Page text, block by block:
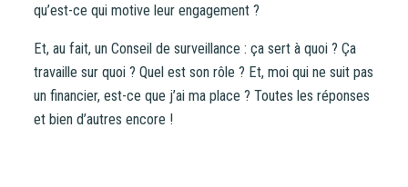
qu’est-ce qui motive leur engagement ?
Et, au fait, un Conseil de surveillance : ça sert à quoi ? Ça
travaille sur quoi ? Quel est son rôle ? Et, moi qui ne suit pas
un financier, est-ce que j’ai ma place ? Toutes les réponses
et bien d’autres encore !